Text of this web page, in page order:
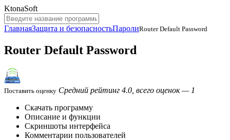
KtonaSoft
ГлавнаяЗащита и безопасностьПаролиRouter Default Password
Router Default Password
Поставить оценку Средний рейтинг 4.0, всего оценок — 1
Скачать программу
Описание и функции
Скриншоты интерфейса
Комментарии пользователей